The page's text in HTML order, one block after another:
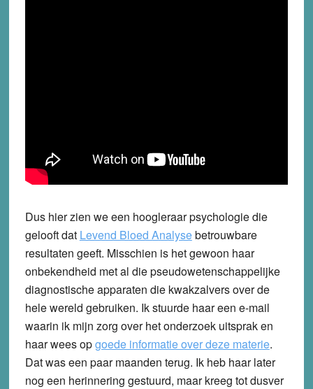
Dus hier zien we een hoogleraar psychologie die
gelooft dat Levend Bloed Analysebetrouwbare
resultaten geeft. Misschien is het gewoon haar
onbekendheid met al die pseudowetenschappelijke
diagnostische apparaten die kwakzalvers over de
hele wereld gebruiken. Ik stuurde haar een e-mail
waarin ik mijn zorg over het onderzoek uitsprak en
haar wees opgoede informatie over deze materie.
Dat was een paar maanden terug. Ik heb haar later
nog een herinnering gestuurd, maar kreeg tot dusver